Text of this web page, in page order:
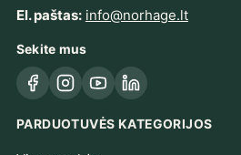
El. paštas: info@norhage.lt
Sekite mus
FacebookInstagram
YouTubeLinkedIn
PARDUOTUVĖS KATEGORIJOS